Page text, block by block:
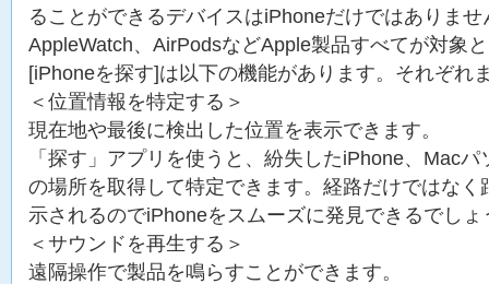
ることができるデバイスはiPhoneだけではありま
AppleWatch、AirPodsなどApple製品すべてが対象
[iPhoneを探す]は以下の機能があります。それぞれ
＜位置情報を特定する＞
現在地や最後に検出した位置を表示できます。
「探す」アプリを使うと、紛失したiPhone、Mac
の場所を取得して特定できます。経路だけではなく
示されるのでiPhoneをスムーズに発見できるでしょ
＜サウンドを再生する＞
遠隔操作で製品を鳴らすことができます。